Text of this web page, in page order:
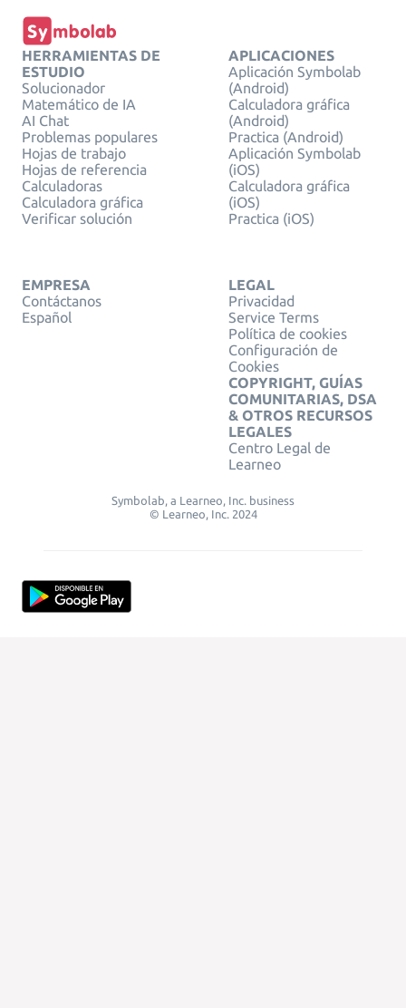
HERRAMIENTAS DE
ESTUDIO
Solucionador
Matemático de IA
AI Chat
Problemas populares
Hojas de trabajo
Hojas de referencia
Calculadoras
Calculadora gráfica
Verificar solución
APLICACIONES
Aplicación Symbolab
(Android)
Calculadora gráfica
(Android)
Practica (Android)
Aplicación Symbolab
(iOS)
Calculadora gráfica
(iOS)
Practica (iOS)
EMPRESA
Contáctanos
Español
LEGAL
Privacidad
Service Terms
Política de cookies
Configuración de
Cookies
COPYRIGHT, GUÍAS
COMUNITARIAS, DSA
& OTROS RECURSOS
LEGALES
Centro Legal de
Learneo
Symbolab, a Learneo, Inc. business
© Learneo, Inc. 2024